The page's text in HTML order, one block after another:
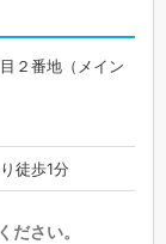
２番地（メイン
徒歩1分
ださい。